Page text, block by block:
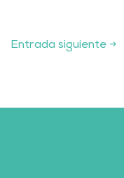
Entrada siguiente →